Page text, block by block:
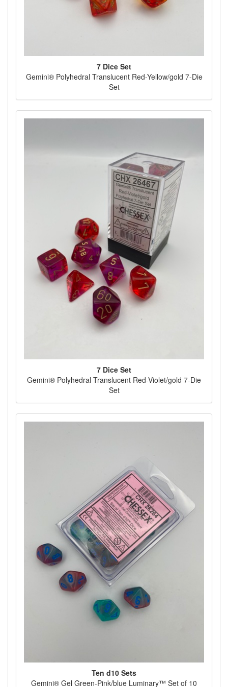
7 Dice Set
Gemini® Polyhedral Translucent Red-Yellow/gold 7-Die
Set
7 Dice Set
Gemini® Polyhedral Translucent Red-Violet/gold 7-Die
Set
Ten d10 Sets
Gemini® Gel Green-Pink/blue Luminary™ Set of 10